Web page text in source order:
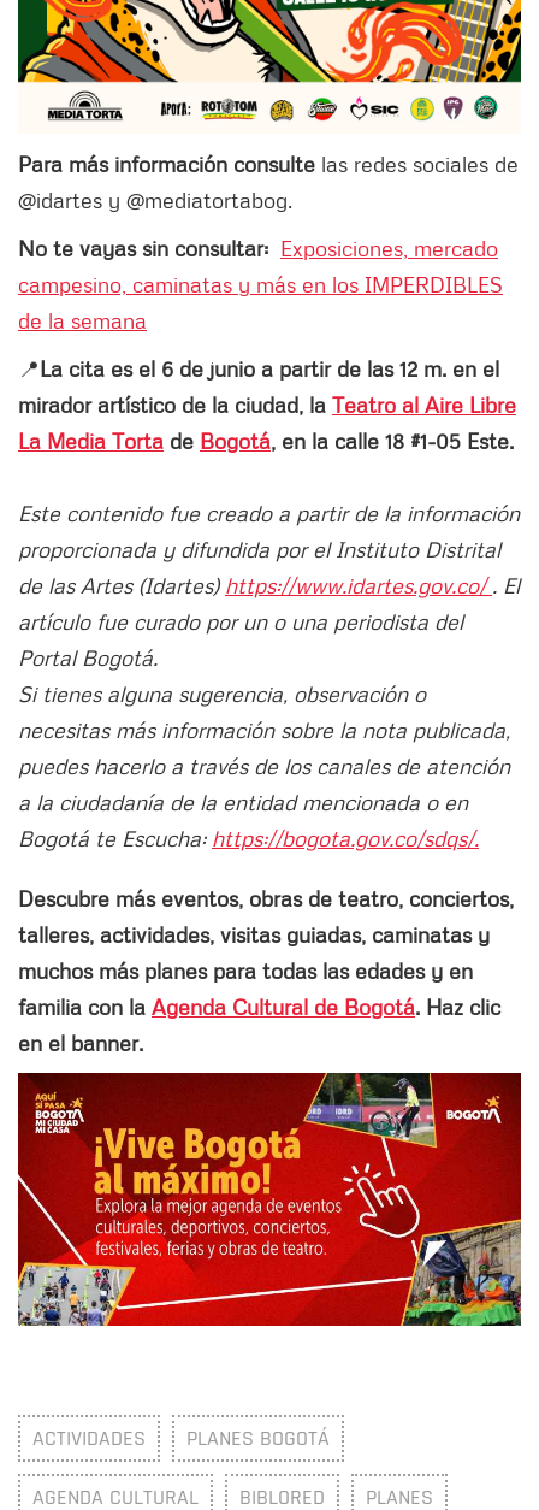
Para más información consulte las redes sociales de
@idartes y @mediatortabog.
No te vayas sin consultar: Exposiciones, mercado
campesino, caminatas y más en los IMPERDIBLES
de la semana
📍La cita es el 6 de junio a partir de las 12 m. en el
mirador artístico de la ciudad, la Teatro al Aire Libre
La Media Torta de Bogotá, en la calle 18 #1-05 Este.
Este contenido fue creado a partir de la información
proporcionada y difundida por el Instituto Distrital
de las Artes (Idartes) https://www.idartes.gov.co/. El
artículo fue curado por un o una periodista del
Portal Bogotá.
Si tienes alguna sugerencia, observación o
necesitas más información sobre la nota publicada,
puedes hacerlo a través de los canales de atención
a la ciudadanía de la entidad mencionada o en
Bogotá te Escucha: https://bogota.gov.co/sdqs/.
Descubre más eventos, obras de teatro, conciertos,
talleres, actividades, visitas guiadas, caminatas y
muchos más planes para todas las edades y en
familia con la Agenda Cultural de Bogotá. Haz clic
en el banner.
ACTIVIDADES PLANES BOGOTÁ
AGENDA CULTURAL BIBLORED PLANES